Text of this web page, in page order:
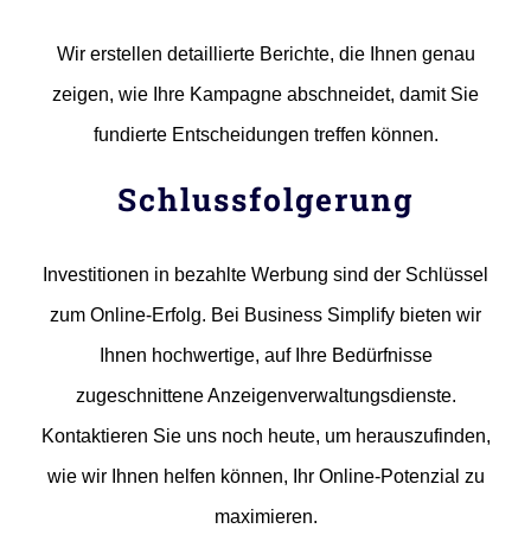
Wir erstellen detaillierte Berichte, die Ihnen genau
zeigen, wie Ihre Kampagne abschneidet, damit Sie
fundierte Entscheidungen treffen können.
Schlussfolgerung
Investitionen in bezahlte Werbung sind der Schlüssel
zum Online-Erfolg. Bei Business Simplify bieten wir
Ihnen hochwertige, auf Ihre Bedürfnisse
zugeschnittene Anzeigenverwaltungsdienste.
Kontaktieren Sie uns noch heute, um herauszufinden,
wie wir Ihnen helfen können, Ihr Online-Potenzial zu
maximieren.